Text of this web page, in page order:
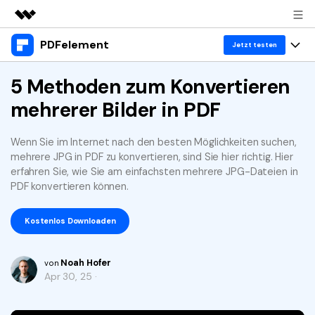
Top-Produkte
Dienstprogramme
Business
Überblick
Über uns
Presseraum
Shop
Support
PDFelement Jetzt testen
Produkte
Desktop
PDFelement für Windows
PDFelement für Mac
PDFelement für iPhone/iPad
PDFelement für Android
Lösungen
Benutzer im Bildungswesen
PDF lesen
PDF kombinieren
Ressourcen
Heiße Themen
Top PDF-Software
How-Tos
Mac-Software
Business
KMU von 1-10p
10p+ Unternehmen
5 Methoden zum Konvertieren
mehrerer Bilder in PDF
Wenn Sie im Internet nach den besten Möglichkeiten suchen,
mehrere JPG in PDF zu konvertieren, sind Sie hier richtig. Hier
erfahren Sie, wie Sie am einfachsten mehrere JPG-Dateien in
PDF konvertieren können.
Kostenlos Downloaden
von Noah Hofer
Apr 30, 25 ·